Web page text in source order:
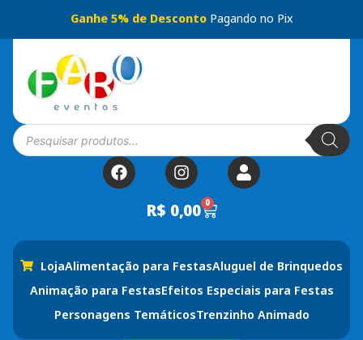
Ganhe 5% de DescontoPagando no Pix
R$ 0,00 0
LojaAlimentação para FestasAluguel de Brinquedos
Animação para FestasEfeitos Especiais para Festas
Personagens TemáticosTrenzinho Animado